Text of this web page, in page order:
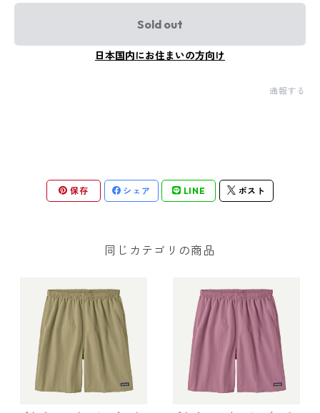
Sold out
日本国内にお住まいの方向け
通報する
保存 シェア LINE ポスト
同じカテゴリの商品